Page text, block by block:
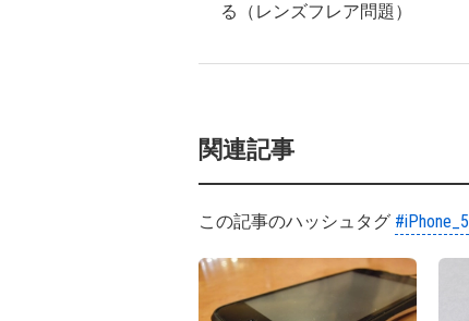
る（レンズフレア問題）
関連記事
この記事のハッシュタグ #iPhone_5